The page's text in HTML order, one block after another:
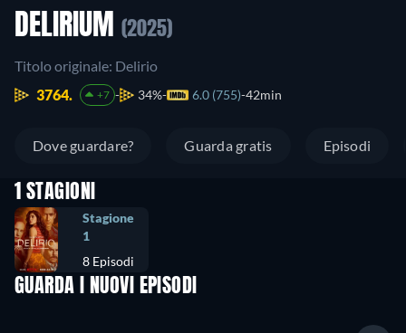
DELIRIUM (2025)
Titolo originale: Delirio
3764.
+7 34% 6.0 (755) 42min
Dove guardare? Guarda gratis Episodi
1 STAGIONI
Stagione
1
8 Episodi
GUARDA I NUOVI EPISODI